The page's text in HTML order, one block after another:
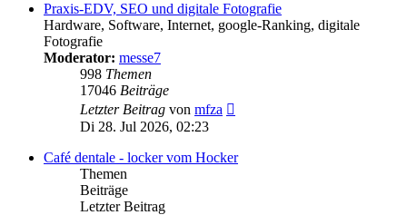
Praxis-EDV, SEO und digitale Fotografie
Hardware, Software, Internet, google-Ranking, digitale
Fotografie
Moderator: messe7
998 Themen
17046 Beiträge
Letzter Beitrag von mfza
Di 28. Jul 2026, 02:23
Café dentale - locker vom Hocker
Themen
Beiträge
Letzter Beitrag